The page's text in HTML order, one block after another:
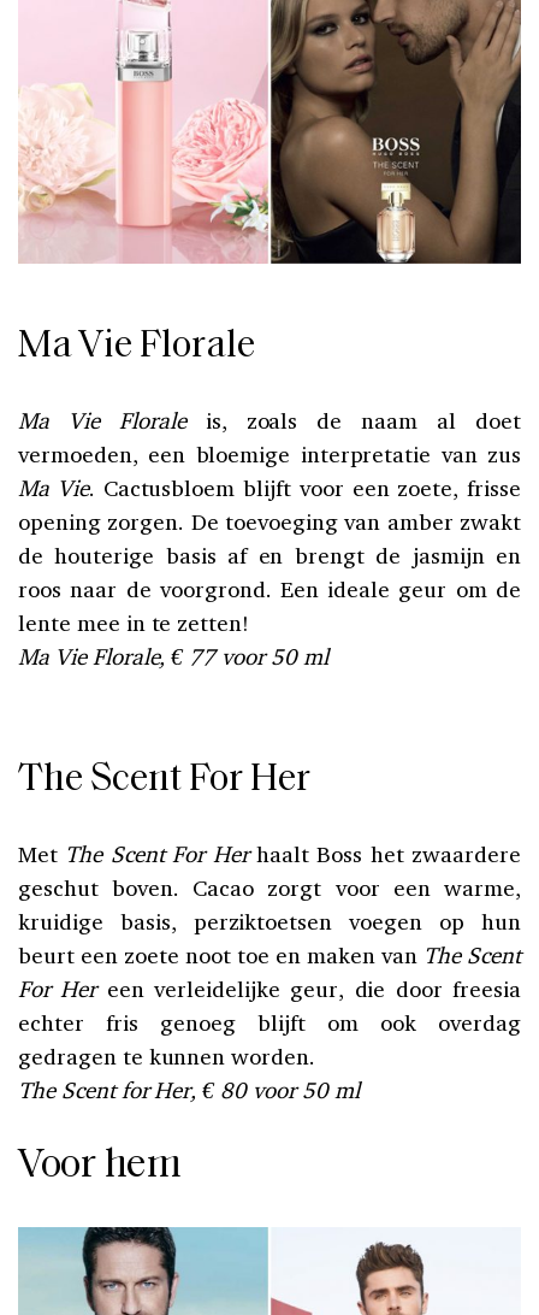
Ma Vie Florale
Ma Vie Floraleis, zoals de naam al doet
vermoeden, een bloemige interpretatie van zus
Ma Vie. Cactusbloem blijft voor een zoete, frisse
opening zorgen. De toevoeging van amber zwakt
de houterige basis af en brengt de jasmijn en
roos naar de voorgrond. Een ideale geur om de
lente mee in te zetten!
Ma Vie Florale, € 77 voor 50 ml
The Scent For Her
Met The Scent For Herhaalt Boss het zwaardere
geschut boven. Cacao zorgt voor een warme,
kruidige basis, perziktoetsen voegen op hun
beurt een zoete noot toe en maken van The Scent
For Her een verleidelijke geur, die door freesia
echter fris genoeg blijft om ook overdag
gedragen te kunnen worden.
The Scent for Her, € 80 voor 50 ml
Voor hem